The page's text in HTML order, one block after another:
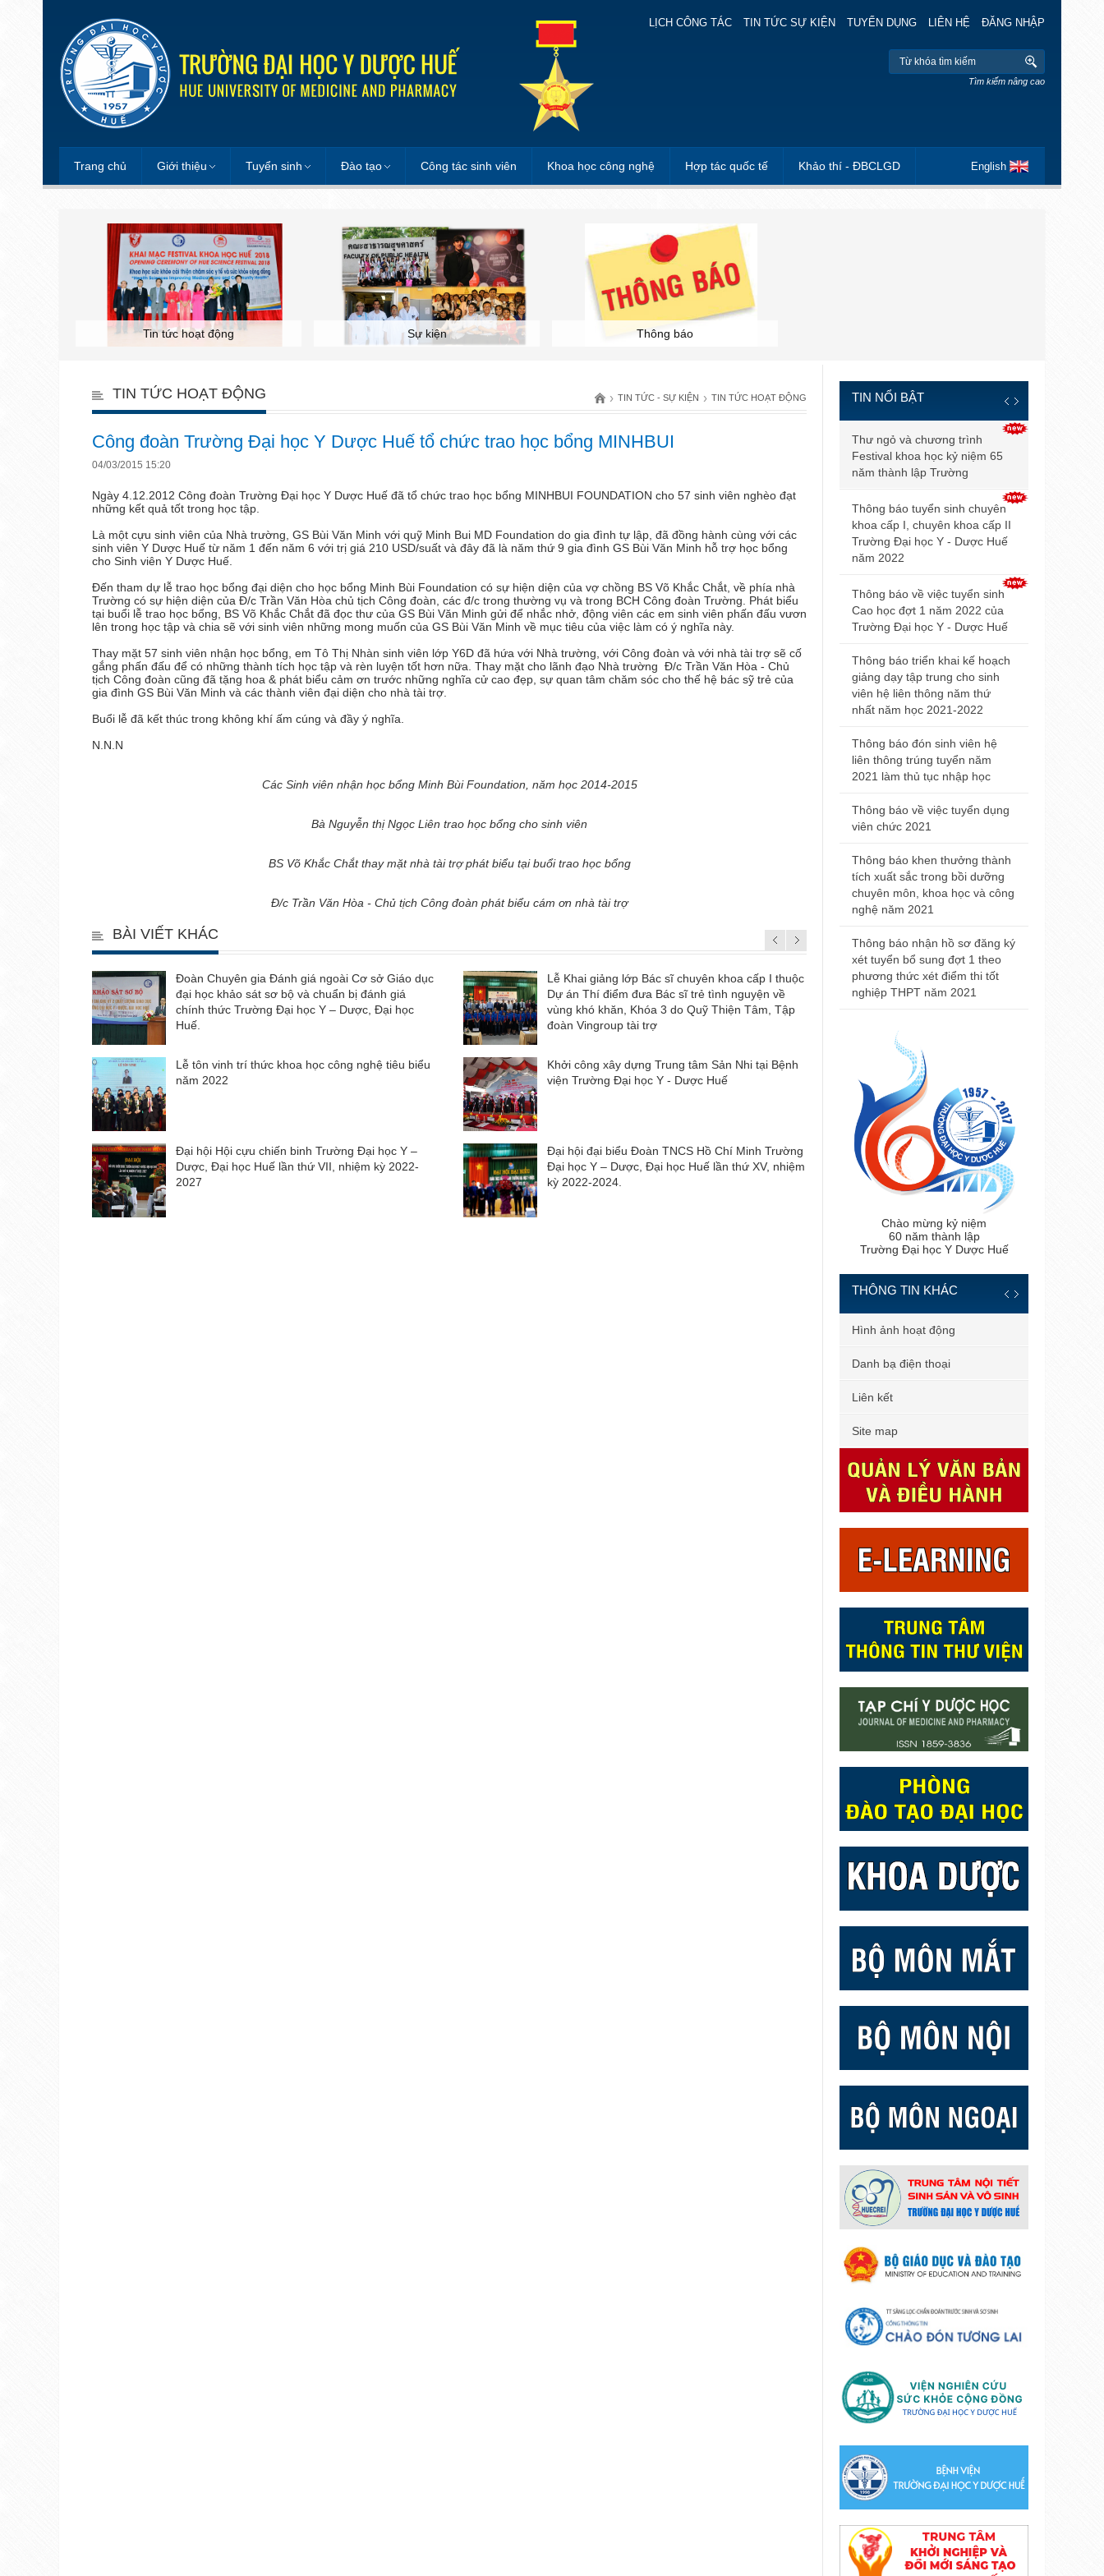
LỊCH CÔNG TÁC TIN TỨC SỰ KIỆN TUYỂN DỤNG LIÊN HỆ ĐĂNG NHẬP
Tìm kiếm nâng cao
Trang chủ Giới thiệu Tuyển sinh Đào tạo Công tác sinh viên Khoa học công nghệ Hợp tác quốc tế Khảo thí - ĐBCLGD English
Tin tức hoạt động Sự kiện Thông báo
TIN TỨC HOẠT ĐỘNG › TIN TỨC - SỰ KIỆN › TIN TỨC HOẠT ĐỘNG
Công đoàn Trường Đại học Y Dược Huế tổ chức trao học bổng MINHBUI
04/03/2015 15:20
Ngày 4.12.2012 Công đoàn Trường Đại học Y Dược Huế đã tổ chức trao học bổng MINHBUI FOUNDATION cho 57 sinh viên nghèo đạt
những kết quả tốt trong học tập.
Là một cựu sinh viên của Nhà trường, GS Bùi Văn Minh với quỹ Minh Bui MD Foundation do gia đình tự lập, đã đồng hành cùng với các
sinh viên Y Dược Huế từ năm 1 đến năm 6 với trị giá 210 USD/suất và đây đã là năm thứ 9 gia đình GS Bùi Văn Minh hỗ trợ học bổng
cho Sinh viên Y Dược Huế.
Đến tham dự lễ trao học bổng đại diện cho học bổng Minh Bùi Foundation có sự hiện diện của vợ chồng BS Võ Khắc Chắt, về phía nhà
Trường có sự hiện diện của Đ/c Trần Văn Hòa chủ tịch Công đoàn, các đ/c trong thường vụ và trong BCH Công đoàn Trường. Phát biểu
tại buổi lễ trao học bổng, BS Võ Khắc Chắt đã đọc thư của GS Bùi Văn Minh gửi để nhắc nhở, động viên các em sinh viên phấn đấu vươn
lên trong học tập và chia sẽ với sinh viên những mong muốn của GS Bùi Văn Minh về mục tiêu của việc làm có ý nghĩa này.
Thay mặt 57 sinh viên nhận học bổng, em Tô Thị Nhàn sinh viên lớp Y6D đã hứa với Nhà trường, với Công đoàn và với nhà tài trợ sẽ cố
gắng phấn đấu để có những thành tích học tập và rèn luyện tốt hơn nữa. Thay mặt cho lãnh đạo Nhà trường Đ/c Trần Văn Hòa - Chủ
tịch Công đoàn cũng đã tặng hoa & phát biểu cảm ơn trước những nghĩa cử cao đẹp, sự quan tâm chăm sóc cho thế hệ bác sỹ trẻ của
gia đình GS Bùi Văn Minh và các thành viên đại diện cho nhà tài trợ.
Buổi lễ đã kết thúc trong không khí ấm cúng và đầy ý nghĩa.
N.N.N
Các Sinh viên nhận học bổng Minh Bùi Foundation, năm học 2014-2015
Bà Nguyễn thị Ngọc Liên trao học bổng cho sinh viên
BS Võ Khắc Chắt thay mặt nhà tài trợ phát biểu tại buổi trao học bổng
Đ/c Trần Văn Hòa - Chủ tịch Công đoàn phát biểu cám ơn nhà tài trợ
BÀI VIẾT KHÁC
Đoàn Chuyên gia Đánh giá ngoài Cơ sở Giáo dục
đại học khảo sát sơ bộ và chuẩn bị đánh giá
chính thức Trường Đại học Y – Dược, Đại học
Huế.
Lễ tôn vinh trí thức khoa học công nghệ tiêu biểu
năm 2022
Đại hội Hội cựu chiến binh Trường Đại học Y –
Dược, Đại học Huế lần thứ VII, nhiệm kỳ 2022-
2027
Lễ Khai giảng lớp Bác sĩ chuyên khoa cấp I thuộc
Dự án Thí điểm đưa Bác sĩ trẻ tình nguyện về
vùng khó khăn, Khóa 3 do Quỹ Thiện Tâm, Tập
đoàn Vingroup tài trợ
Khởi công xây dựng Trung tâm Sản Nhi tại Bệnh
viện Trường Đại học Y - Dược Huế
Đại hội đại biểu Đoàn TNCS Hồ Chí Minh Trường
Đại học Y – Dược, Đại học Huế lần thứ XV, nhiệm
kỳ 2022-2024.
Lễ kỷ niệm ngày Quốc tế Điều dưỡng
Đánh giá nội bộ cơ sở giáo dục chu kỳ 2
đoạn 2017-2021) tại Trường Đại học Y -
Đại học Huế
Trường đại học Y - Dược vô địch giải
viên chức, người lao động Đại học Huế
TIN NỔI BẬT
Thư ngỏ và chương trình
Festival khoa học kỷ niệm 65
năm thành lập Trường
Thông báo tuyển sinh chuyên
khoa cấp I, chuyên khoa cấp II
Trường Đại học Y - Dược Huế
năm 2022
Thông báo về việc tuyển sinh
Cao học đợt 1 năm 2022 của
Trường Đại học Y - Dược Huế
Thông báo triển khai kế hoạch
giảng dạy tập trung cho sinh
viên hệ liên thông năm thứ
nhất năm học 2021-2022
Thông báo đón sinh viên hệ
liên thông trúng tuyển năm
2021 làm thủ tục nhập học
Thông báo về việc tuyển dụng
viên chức 2021
Thông báo khen thưởng thành
tích xuất sắc trong bồi dưỡng
chuyên môn, khoa học và công
nghệ năm 2021
Thông báo nhận hồ sơ đăng ký
xét tuyển bổ sung đợt 1 theo
phương thức xét điểm thi tốt
nghiệp THPT năm 2021
Chào mừng kỷ niệm
60 năm thành lập
Trường Đại học Y Dược Huế
THÔNG TIN KHÁC
Hình ảnh hoạt động
Danh bạ điện thoại
Liên kết
Site map